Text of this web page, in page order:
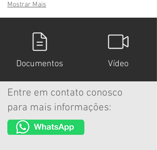
Mostrar Mais
Documentos Vídeo
Entre em contato conosco
para mais informações: